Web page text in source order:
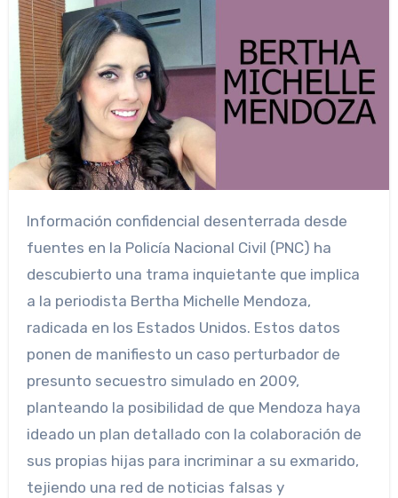
Información confidencial desenterrada desde
fuentes en la Policía Nacional Civil (PNC) ha
descubierto una trama inquietante que implica
a la periodista Bertha Michelle Mendoza,
radicada en los Estados Unidos. Estos datos
ponen de manifiesto un caso perturbador de
presunto secuestro simulado en 2009,
planteando la posibilidad de que Mendoza haya
ideado un plan detallado con la colaboración de
sus propias hijas para incriminar a su exmarido,
tejiendo una red de noticias falsas y